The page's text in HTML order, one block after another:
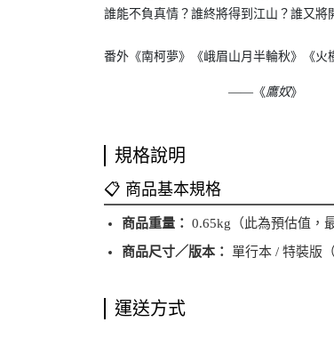
誰能不負真情？誰終將得到江山？誰又將
番外《南柯夢》《峨眉山月半輪秋》《火
——《鷹奴》
規格說明
📋 商品基本規格
商品重量： 0.65kg（此為預估值，
商品尺寸／版本：
單行本 / 特裝版
運送方式